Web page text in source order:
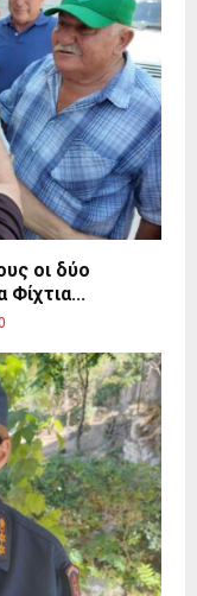
οι δύο
Φίχτια...